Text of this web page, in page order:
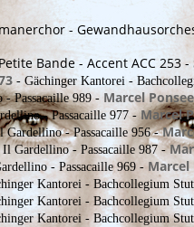
-
Bande - Accent ACC 253 -
- Gächinger Kantorei -
Passacaille 989 - Marcel
- Passacaille 977 -Marcel
Gardellino - Passacaille 956 -
Gardellino - Passacaille 987 -
- Passacaille 969 -Marcel
Kantorei - Bachcollegium
Kantorei - Bachcollegium
Kantorei - Bachcollegium